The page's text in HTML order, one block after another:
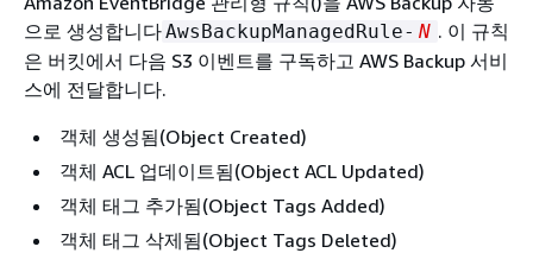
으로 생성합니다AwsBackupManagedRule- N . 이 규칙
은 버킷에서 다음 S3 이벤트를 구독하고 AWS Backup 서비
스에 전달합니다.
객체 생성됨(Object Created)
객체 ACL 업데이트됨(Object ACL Updated)
객체 태그 추가됨(Object Tags Added)
객체 태그 삭제됨(Object Tags Deleted)